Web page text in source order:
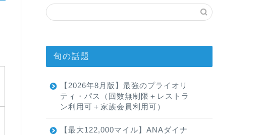
旬の話題
【2026年8月版】最強のプライオリ
ティ・パス（回数無制限＋レストラ
ン利用可＋家族会員利用可）
【最大122,000マイル】ANAダイナ